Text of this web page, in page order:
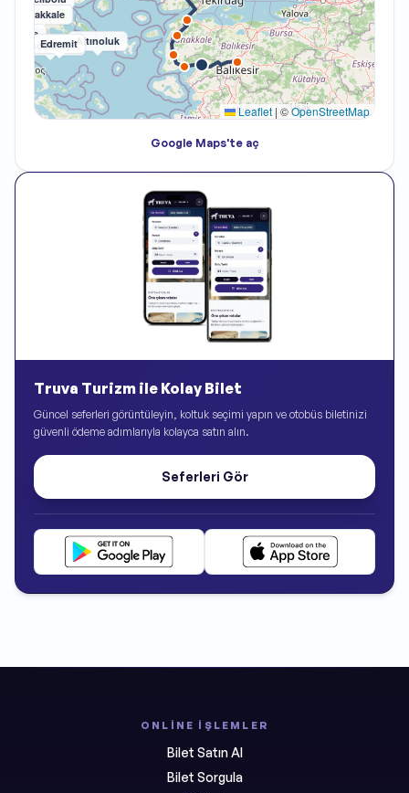
Çanakkale
Ezine
KüçükkuyuAltınoluk
Edremit
Leaflet | ©OpenStreetMap
Google Maps'te aç
Truva Turizm ile Kolay Bilet
Güncel seferleri görüntüleyin, koltuk seçimi yapın ve otobüs biletinizi
güvenli ödeme adımlarıyla kolayca satın alın.
Seferleri Gör
ONLINE İŞLEMLER
Bilet Satın Al
Bilet Sorgula